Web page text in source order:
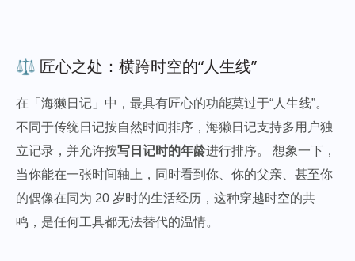
⚖️ 匠心之处：横跨时空的“人生线”
在「海獭日记」中，最具有匠心的功能莫过于“人生线”。
不同于传统日记按自然时间排序，海獭日记支持多用户独
立记录，并允许按写日记时的年龄进行排序。 想象一下，
当你能在一张时间轴上，同时看到你、你的父亲、甚至你
的偶像在同为 20 岁时的生活经历，这种穿越时空的共
鸣，是任何工具都无法替代的温情。